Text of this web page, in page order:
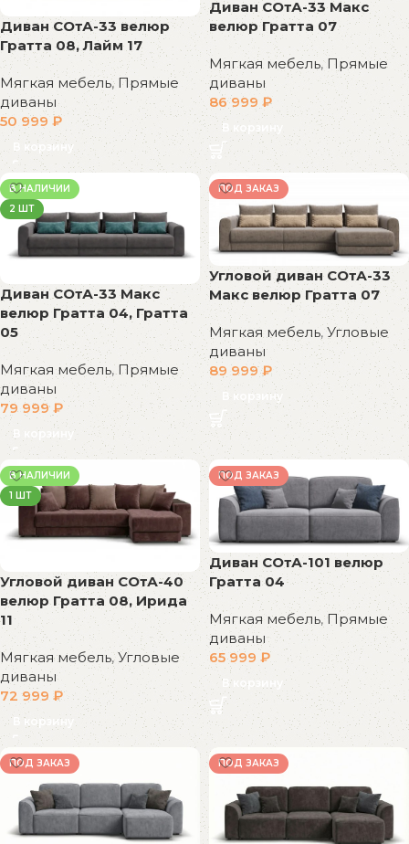
Диван СОтА-33 велюр
Гратта 08, Лайм 17
Мягкая мебель, Прямые
диваны
50 999 ₽
В корзину
Диван СОтА-33 Макс
велюр Гратта 07
Мягкая мебель, Прямые
диваны
86 999 ₽
В корзину
В НАЛИЧИИ
2 ШТ
Диван СОтА-33 Макс
велюр Гратта 04, Гратта
05
Мягкая мебель,Прямые
диваны
79 999₽
В корзину
ПОД ЗАКАЗ
Угловой диван СОтА-33
Макс велюр Гратта 07
Мягкая мебель, Угловые
диваны
89 999₽
В корзину
В НАЛИЧИИ
1 ШТ
Угловой диван СОтА-40
велюр Гратта 08, Ирида
11
Мягкая мебель,Угловые
диваны
72 999 ₽
В корзину
ПОД ЗАКАЗ
Диван СОтА-101 велюр
Гратта 04
Мягкая мебель,Прямые
диваны
65 999 ₽
В корзину
ПОД ЗАКАЗ ПОД ЗАКАЗ